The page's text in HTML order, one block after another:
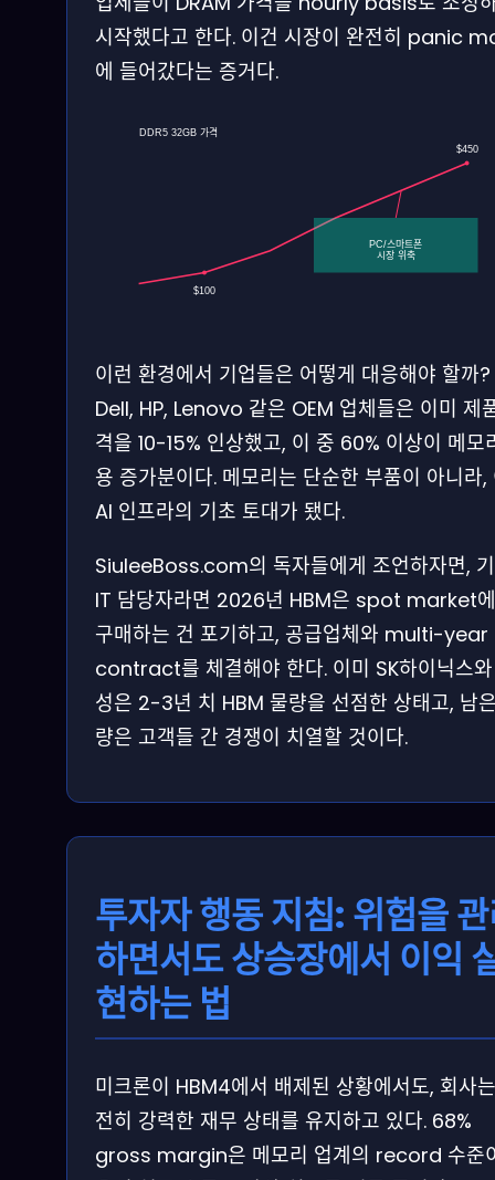
시작했다고 한다. 이건 시장이 완전히 panic
에 들어갔다는 증거다.
$100
$450
DDR5 32GB 가격
PC/스마트폰
시장 위축
이런 환경에서 기업들은 어떻게 대응해야 할까?
Dell, HP, Lenovo 같은 OEM 업체들은 이미 제
격을 10-15% 인상했고, 이 중 60% 이상이 메모
용 증가분이다. 메모리는 단순한 부품이 아니라,
AI 인프라의 기초 토대가 됐다.
SiuleeBoss.com의 독자들에게 조언하자면,
IT 담당자라면 2026년 HBM은 spot market
구매하는 건 포기하고, 공급업체와 multi-year
contract를 체결해야 한다. 이미 SK하이닉스
성은 2-3년 치 HBM 물량을 선점한 상태고, 남
량은 고객들 간 경쟁이 치열할 것이다.
투자자 행동 지침: 위험을
하면서도 상승장에서 이익
현하는 법
미크론이 HBM4에서 배제된 상황에서도, 회사
전히 강력한 재무 상태를 유지하고 있다. 68%
gross margin은 메모리 업계의 record 수준